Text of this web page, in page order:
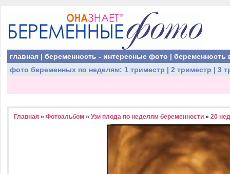
главная | беременность - интересные фото | беременность
фото беременных по неделям: 1 триместр | 2 триместр | 3
Главная » Фотоальбом » Узи плода по неделям беременности » 20